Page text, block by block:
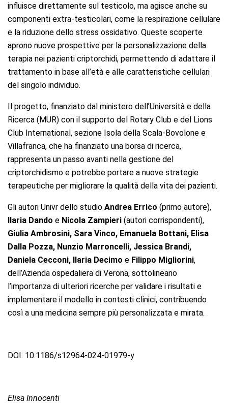
influisce direttamente sul testicolo, ma agisce anche su
componenti extra-testicolari, come la respirazione cellulare
e la riduzione dello stress ossidativo. Queste scoperte
aprono nuove prospettive per la personalizzazione della
terapia nei pazienti criptorchidi, permettendo di adattare il
trattamento in base all’età e alle caratteristiche cellulari
del singolo individuo.
Il progetto, finanziato dal ministero dell’Università e della
Ricerca (MUR) con il supporto del Rotary Club e del Lions
Club International, sezione Isola della Scala-Bovolone e
Villafranca, che ha finanziato una borsa di ricerca,
rappresenta un passo avanti nella gestione del
criptorchidismo e potrebbe portare a nuove strategie
terapeutiche per migliorare la qualità della vita dei pazienti.
Gli autori Univr dello studio Andrea Errico (primo autore),
Ilaria Dando e Nicola Zampieri (autori corrispondenti),
Giulia Ambrosini, Sara Vinco, Emanuela Bottani, Elisa
Dalla Pozza, Nunzio Marroncelli, Jessica Brandi,
Daniela Cecconi, Ilaria Decimo e Filippo Migliorini,
dell’Azienda ospedaliera di Verona, sottolineano
l’importanza di ulteriori ricerche per validare i risultati e
implementare il modello in contesti clinici, contribuendo
così a una medicina sempre più personalizzata e mirata.
DOI: 10.1186/s12964-024-01979-y
Elisa Innocenti